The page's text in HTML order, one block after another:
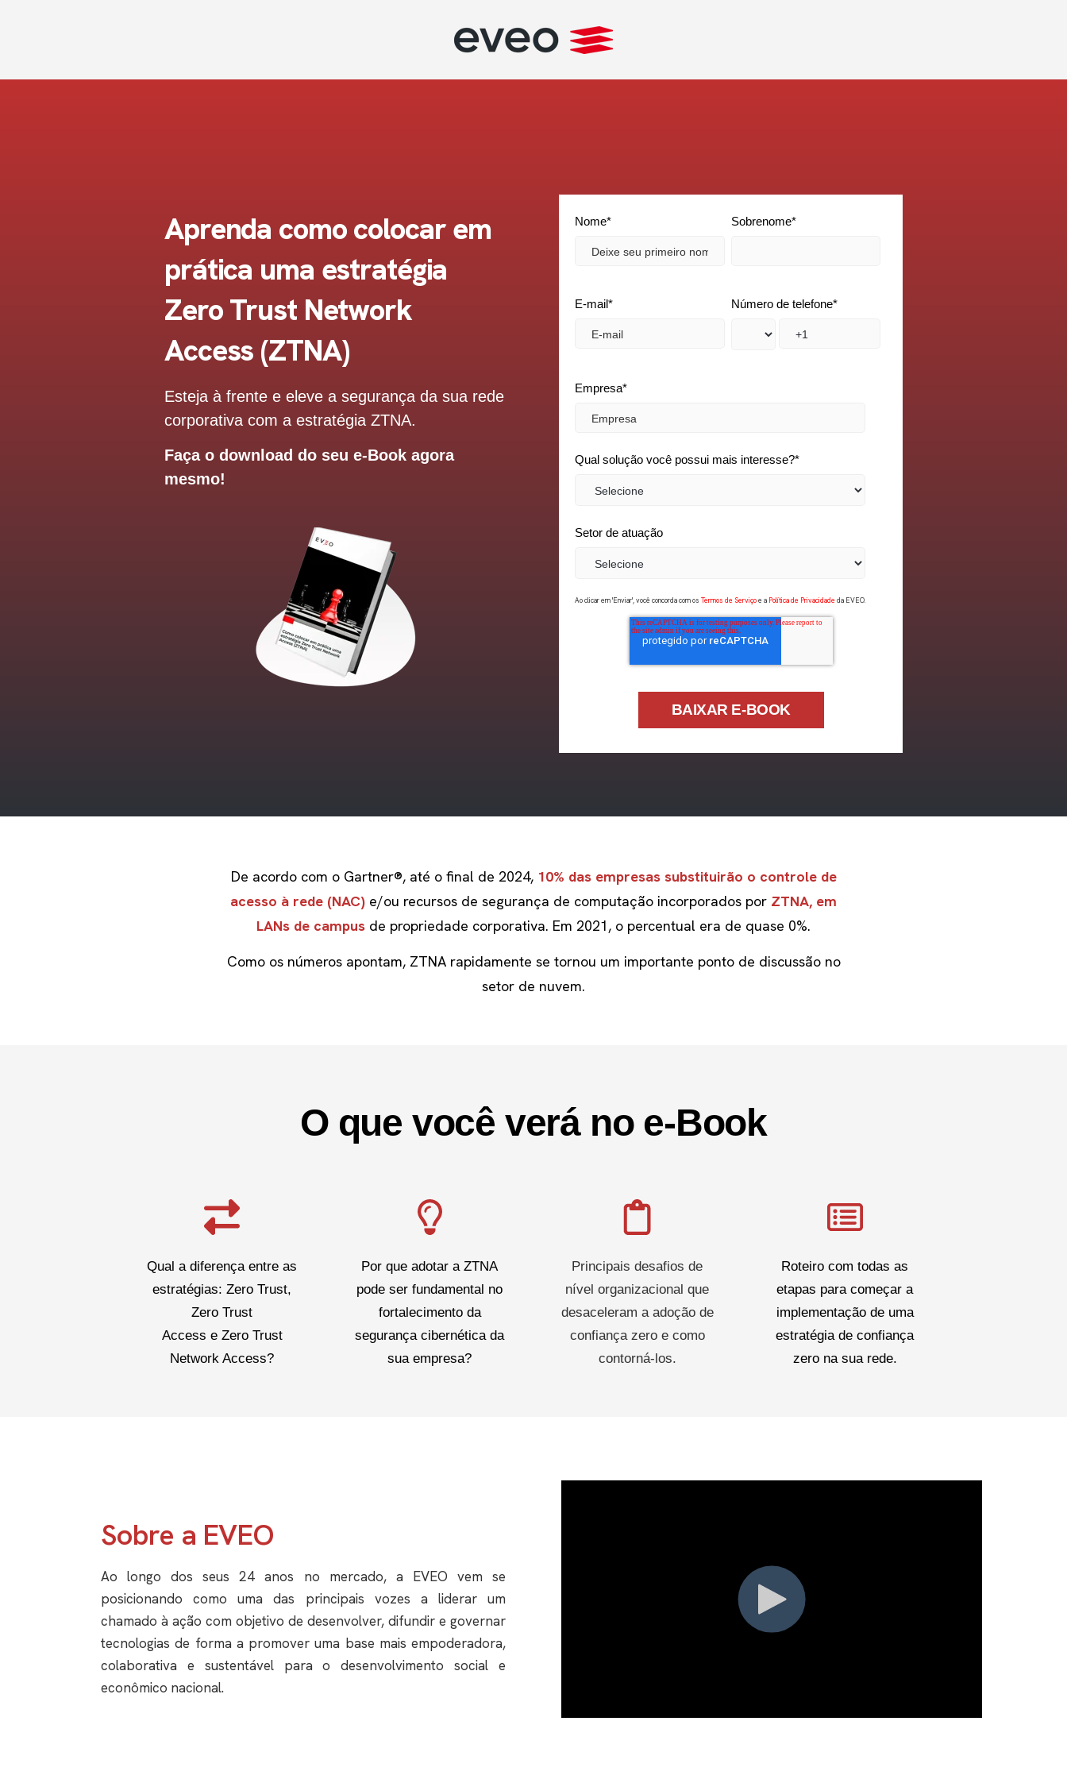
Aprenda como colocar em
prática uma estratégia
Zero Trust Network
Access (ZTNA)
Esteja à frente e eleve a segurança da sua rede
corporativa com a estratégia ZTNA.
Faça o download do seu e-Book agora
mesmo!
Nome* Sobrenome*
E-mail* Número de telefone*
Empresa*
Qual solução você possui mais interesse?*
Setor de atuação
Ao clicar em 'Enviar', você concorda com osTermos de Serviçoe a Política de Privacidadeda EVEO.
De acordo com o Gartner®, até o final de 2024, 10% das empresas substituirão o controle de
acesso à rede (NAC) e/ou recursos de segurança de computação incorporados por ZTNA, em
LANs de campus de propriedade corporativa. Em 2021, o percentual era de quase 0%.
Como os números apontam, ZTNA rapidamente se tornou um importante ponto de discussão no
setor de nuvem.
O que você verá no e-Book
Qual a diferença entre as
estratégias: Zero Trust,
Zero Trust
Access e Zero Trust
Network Access?
Por que adotar a ZTNA
pode ser fundamental no
fortalecimento da
segurança cibernética da
sua empresa?
Principais desafios de
nível organizacional que
desaceleram a adoção de
confiança zero e como
contorná-los.
Roteiro com todas as
etapas para começar a
implementação de uma
estratégia de confiança
zero na sua rede.
Sobre a EVEO
Ao longo dos seus 24 anos no mercado, a EVEO vem se
posicionando como uma das principais vozes a liderar um
chamado à ação com objetivo de desenvolver, difundir e governar
tecnologias de forma a promover uma base mais empoderadora,
colaborativa e sustentável para o desenvolvimento social e
econômico nacional.